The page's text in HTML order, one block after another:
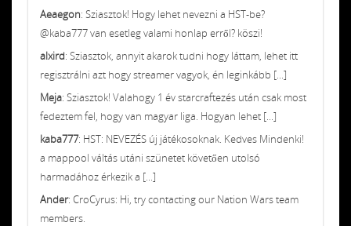
Aeaegon: Sziasztok! Hogy lehet nevezni a HST-be?
@kaba777 van esetleg valami honlap erről? köszi!
alxird: Sziasztok, annyit akarok tudni hogy láttam, lehet itt
regisztrálni azt hogy streamer vagyok, én leginkább [...]
Meja: Sziasztok! Valahogy 1 év starcraftezés után csak most
fedeztem fel, hogy van magyar liga. Hogyan lehet [...]
kaba777: HST: NEVEZÉS új játékosoknak. Kedves Mindenki!
a mappool váltás utáni szünetet követően utolsó
harmadához érkezik a [...]
Ander: CroCyrus: Hi, try contacting our Nation Wars team
members.